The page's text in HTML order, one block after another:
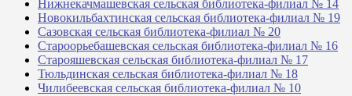
Нижнекачмашевская сельская библиотека-филиал № 14
Новокильбахтинская сельская библиотека-филиал № 19
Сазовская сельская библиотека-филиал № 20
Староорьебашевская сельская библиотека-филиал № 16
Старояшевская сельская библиотека-филиал № 17
Тюльдинская сельская библиотека-филиал № 18
Чилибеевская сельская библиотека-филиал № 10